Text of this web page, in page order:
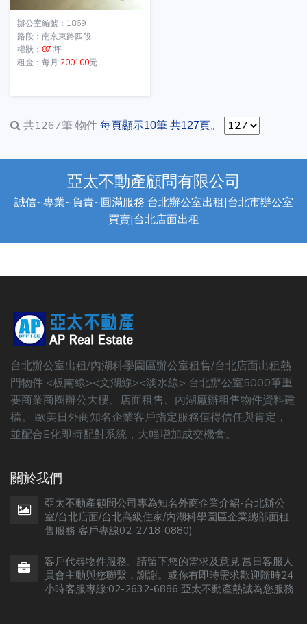
辦公室編號：1869
路段：南京東路四段
權狀： 87 坪
租金：每月 200100元
共1267筆 物件 每頁顯示10筆 共127頁。
亞太不動產顧問有限公司
誠信~專業~負責~圓滿服務 台北辦公室出租|台北市辦公室
買賣|台北店面出租
台北辦公室出租/內湖科學園區辦公室租售/台北店面出租熱
門物件 <板南線><文湖線><淡水線> 台北辦公室5000筆重
要商業商圈辦公大樓、店面租售、內湖廠辦租售物件資料建
檔。 歐美日外商知名企業客戶指定服務值得信任與肯定，
並配合E化即時配對系統，大幅增加成交機會。
關於我們
亞太不動產顧問公司專為知名外商企業介紹-台北辦公
室/台北店面/台北高級住家/內湖科學園區企業總部面租
售服務 客戶專線02-2718-0880)
客戶代尋物件服務。請留下您的需求及意見.當日客服人
員會主動與您聯繫，謝謝。或你有即時需求歡迎隨時24
小時客服專線:02-2632-6886 亞太不動產熱誠為您服務